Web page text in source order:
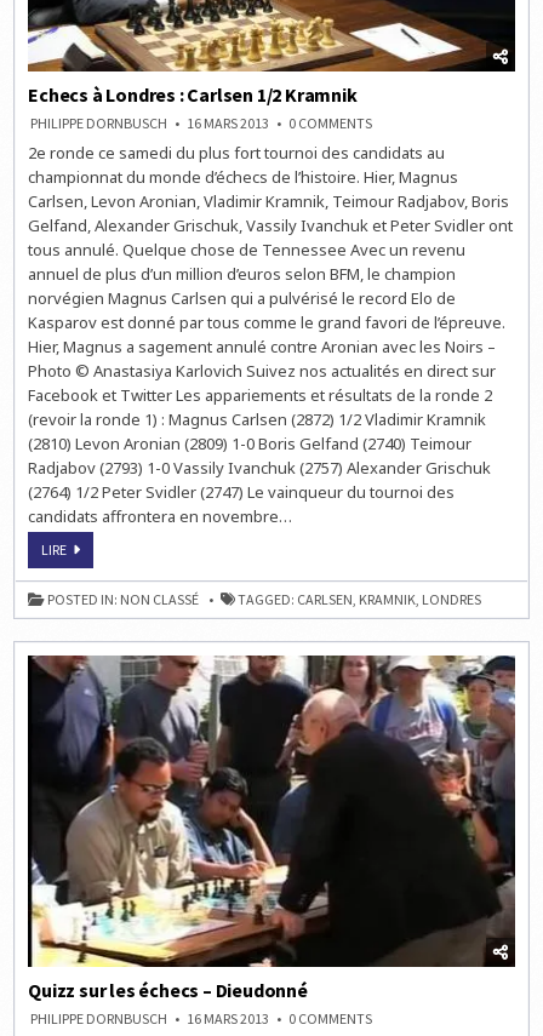
Echecs à Londres : Carlsen 1/2 Kramnik
PHILIPPE DORNBUSCH 16 MARS 2013 0 COMMENTSON
À
:
CARLSEN
1/2
KRAMNIK
2e ronde ce samedi du plus fort tournoi des candidats au
championnat du monde d’échecs de l’histoire. Hier, Magnus
Carlsen, Levon Aronian, Vladimir Kramnik, Teimour Radjabov, Boris
Gelfand, Alexander Grischuk, Vassily Ivanchuk et Peter Svidler ont
tous annulé. Quelque chose de Tennessee Avec un revenu
annuel de plus d’un million d’euros selon BFM, le champion
norvégien Magnus Carlsen qui a pulvérisé le record Elo de
Kasparov est donné par tous comme le grand favori de l’épreuve.
Hier, Magnus a sagement annulé contre Aronian avec les Noirs –
Photo © Anastasiya Karlovich Suivez nos actualités en direct sur
Facebook et Twitter Les appariements et résultats de la ronde 2
(revoir la ronde 1) : Magnus Carlsen (2872) 1/2 Vladimir Kramnik
(2810) Levon Aronian (2809) 1-0 Boris Gelfand (2740) Teimour
Radjabov (2793) 1-0 Vassily Ivanchuk (2757) Alexander Grischuk
(2764) 1/2 Peter Svidler (2747) Le vainqueur du tournoi des
candidats affrontera en novembre…
LIREECHECS
LONDRES
:
CARLSEN
1/2
POSTED IN: NON CLASSÉ TAGGED: CARLSEN, KRAMNIK, LONDRES
Quizz sur les échecs – Dieudonné
PHILIPPE DORNBUSCH 16 MARS 2013 0 COMMENTSON